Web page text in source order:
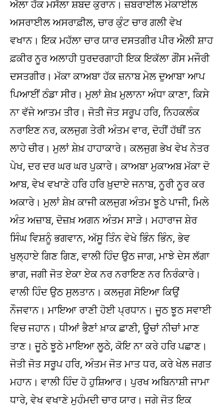
ਅੱਲਾ ਹੱਕ ਮਸੱਲਾ ਸ਼ਬਦ ਕੁਰਾਨ। ਜ਼ਬਰਾਈਲ ਮੇਕਾਈਲ
ਅਸਰਾਈਲ ਅਸਰਾਫ਼ੀਲ, ਚਾਰ ਕੁੰਟ ਚਾਰ ਗਲੀ ਵੇਖ
ਵਖਾਨ। ਇਕ ਮਹੱਲਾ ਚਾਰ ਯਾਰ ਦਸਤਗੀਰ ਪੀਰ ਐਲੀ ਸ਼ਾਹ
ਫ਼ਕੀਰ ਨੂਰ ਅਲਾਹੀ ਧੁਰਦਰਗਾਹੀ ਇਕ ਇਕੱਲਾ ਗੌਂਸ ਮਜੌਰੀ
ਦਸਤਗੀਰ। ਮੱਕਾ ਕਾਅਬਾ ਹੱਕ ਜ਼ਨਾਬ ਮੇਲ ਦੁਆਬਾ ਆਪ
ਪਿਆਈਂ ਠੰਡਾ ਸੀਰ। ਮੁਲਾਂ ਸ਼ੇਖ਼ ਮੁਲਾਨਾ ਅੰਧਾ ਕਾਣਾ, ਕਿਸੇ
ਨਾ ਵੱਜੇ ਆਤਮ ਤੀਰ। ਜੋਤੀ ਜੋਤ ਸਰੂਪ ਹਰਿ, ਨਿਹਕਲੰਕ
ਨਰਾਇਣ ਨਰ, ਕਲਜੁਗ ਤੇਰੀ ਅੰਤਮ ਵਾਰ, ਦੋਹੀਂ ਹੱਥੀਂ ਤਨ
ਲਾਹੇ ਚੀਰ। ਮੁਲਾਂ ਸ਼ੇਖ਼ ਹਾਹਾਕਾਰੇ। ਕਲਜੁਗ ਭੇਖ ਵੇਖ ਨੇਤਰ
ਪੇਖ, ਦਰ ਦਰ ਘਰ ਘਰ ਪੁਕਾਰੇ। ਕਾਅਬਾ ਮੁਕਾਅਬ ਮੱਕਾ ਦੋ
ਆਬ, ਵੇਖ ਵਖਾਣੇ ਹਰਿ ਹਰਿ ਖ਼ੁਦਾਏ ਜਨਾਬ, ਨੂਰੀ ਨੂਰ ਕਰ
ਅਕਾਰੇ। ਮੁਲਾਂ ਸ਼ੇਖ਼ ਕਾਜੀ ਕਲਜੁਗ ਅੰਤਮ ਝੂਠੇ ਪਾਜੀ, ਮਿਲੇ
ਅੰਤ ਅਜ਼ਾਬ, ਦੋਜ਼ਖ਼ ਅਗਨ ਅੰਤਮ ਸਾੜੇ। ਮਹਾਰਾਜ ਸ਼ੇਰ
ਸਿੰਘ ਵਿਸ਼ਨੂੰ ਭਗਵਾਨ, ਅੱਸੂ ਤਿੰਨ ਵੇਖੇ ਭਿੰਨ ਭਿੰਨ, ਭੇਵ
ਖੁਲ੍ਹਾਏ ਗਿਣ ਗਿਣ, ਵਾਲੀ ਹਿੰਦ ਉਠ ਜਾਗ, ਮਾਝੇ ਦੇਸ ਲੱਗਾ
ਭਾਗ, ਜਗੀ ਜੋਤ ਏਕਾ ਏਕ ਨਰ ਨਰਾਇਣ ਨਰ ਨਿਰੰਕਾਰੇ।
ਵਾਲੀ ਹਿੰਦ ਉਠ ਸੁਲਤਾਨ। ਕਲਜੁਗ ਸੋਇਆ ਕਿਉਂ
ਨੌਜਵਾਨ। ਮਾਇਆ ਰਾਣੀ ਹੋਈ ਪ੍ਰਧਾਨ। ਜੂਠ ਝੂਠ ਸਵਾਈ
ਵਿਚ ਜਹਾਨ। ਧੀਆਂ ਭੈਣਾਂ ਖ਼ਾਕ ਛਾਣੀ, ਊਚਾਂ ਨੀਚਾਂ ਮਾਣ
ਤਾਣ। ਜੂਠੇ ਝੂਠੇ ਮਾਇਆ ਲੂਠੇ, ਕੋਇ ਨਾ ਕਰੇ ਹਰਿ ਪਛਾਣ।
ਜੋਤੀ ਜੋਤ ਸਰੂਪ ਹਰਿ, ਅੰਤਮ ਜੋਤ ਮਾਤ ਧਰ, ਕਰੇ ਖੇਲ ਜਗਤ
ਮਹਾਨ। ਵਾਲੀ ਹਿੰਦ ਹੋ ਹੁਸ਼ਿਆਰ। ਪੁਰਖ ਅਬਿਨਾਸ਼ੀ ਜਾਮਾ
ਧਾਰੇ, ਵੇਖ ਵਖਾਣੇ ਮੁਹੰਮਦੀ ਚਾਰ ਯਾਰ। ਜਗੇ ਜੋਤ ਇਕ